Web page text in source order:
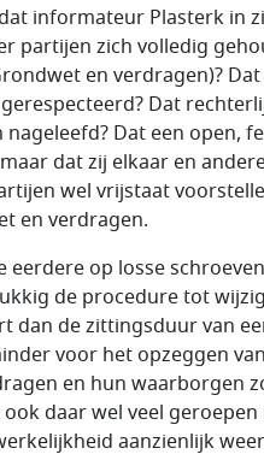
informateur Plasterk in
partijen zich volledig
en verdragen)?
Dat
Dat een open,
dat zij elkaar en
wel vrijstaat
en verdragen.
eerdere op losse
de procedure tot
dan de zittingsduur van
voor het opzeggen
en hun waarborgen
daar wel veel
aanzienlijk